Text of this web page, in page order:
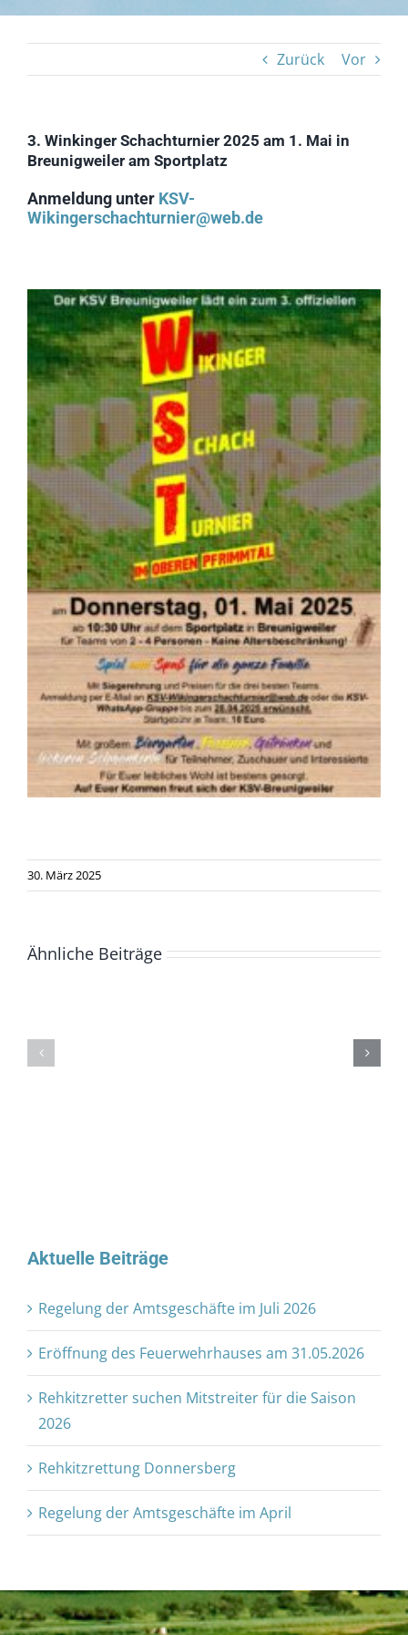
Kontakt
Barrierefreiheit
Zurück Vor
3. Winkinger Schachturnier 2025 am 1. Mai in
Breunigweiler am Sportplatz
Anmeldung unter KSV-
Wikingerschachturnier@web.de
30. März 2025
Ähnliche Beiträge
Aktuelle Beiträge
Regelung der Amtsgeschäfte im Juli 2026
Eröffnung des Feuerwehrhauses am 31.05.2026
Rehkitzretter suchen Mitstreiter für die Saison
2026
Rehkitzrettung Donnersberg
Regelung der Amtsgeschäfte im April